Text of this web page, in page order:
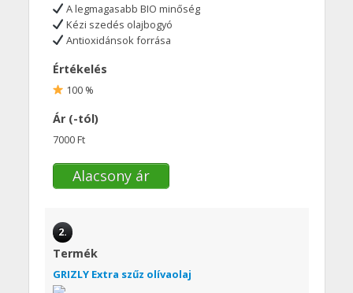
A legmagasabb BIO minőség
Kézi szedés olajbogyó
Antioxidánsok forrása
Értékelés
100 %
Ár (-tól)
7000 Ft
Alacsony ár
2.
Termék
GRIZLY Extra szűz olívaolaj